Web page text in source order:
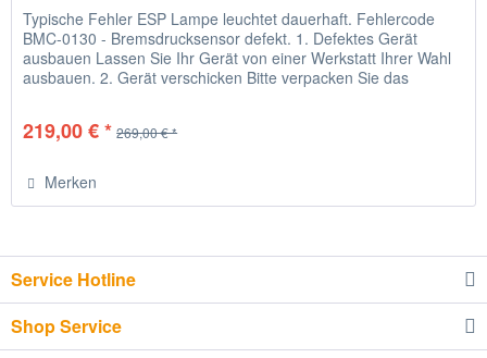
Typische Fehler ESP Lampe leuchtet dauerhaft. Fehlercode
BMC-0130 - Bremsdrucksensor defekt. 1. Defektes Gerät
ausbauen Lassen Sie Ihr Gerät von einer Werkstatt Ihrer Wahl
ausbauen. 2. Gerät verschicken Bitte verpacken Sie das
219,00 € * 269,00 € *
Merken
Service Hotline
Shop Service